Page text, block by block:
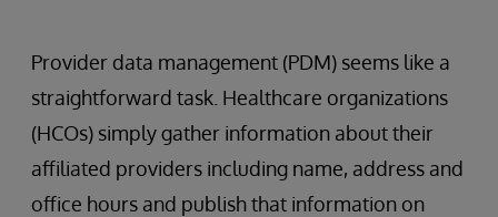
Provider data management (PDM) seems like a
straightforward task. Healthcare organizations
(HCOs) simply gather information about their
affiliated providers including name, address and
office hours and publish that information on